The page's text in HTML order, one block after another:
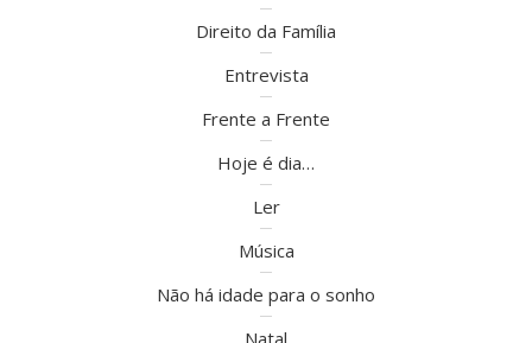
Direito da Família
Entrevista
Frente a Frente
Hoje é dia…
Ler
Música
Não há idade para o sonho
Natal